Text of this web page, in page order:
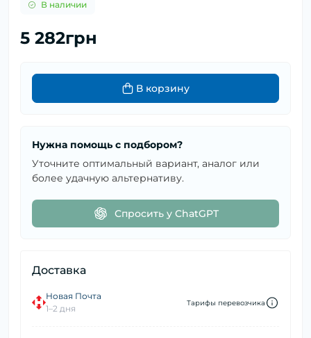
В наличии
5 282грн
В корзину
Нужна помощь с подбором?
Уточните оптимальный вариант, аналог или
более удачную альтернативу.
Спросить у ChatGPT
Доставка
Новая Почта
1–2 дня
Тарифы перевозчика